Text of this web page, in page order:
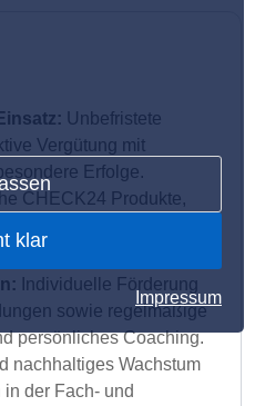
klar
Impressum
Unbefristete
Vergütung mit
Erfolge.
CHECK24 Produkte,
gibt es oben drauf
Individuelle Förderung
sowie regelmäßige
persönliches Coaching.
nachhaltiges Wachstum
der Fach- und